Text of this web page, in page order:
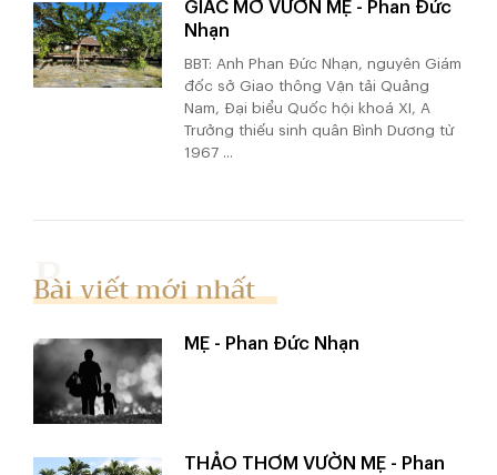
GIẤC MƠ VƯỜN MẸ - Phan Đức
Nhạn
BBT: Anh Phan Đức Nhạn, nguyên Giám
đốc sở Giao thông Vận tải Quảng
Nam, Đại biểu Quốc hội khoá XI, A
Trưởng thiếu sinh quân Bình Dương từ
1967 ...
Bài viết mới nhất
MẸ - Phan Đức Nhạn
THẢO THƠM VƯỜN MẸ - Phan